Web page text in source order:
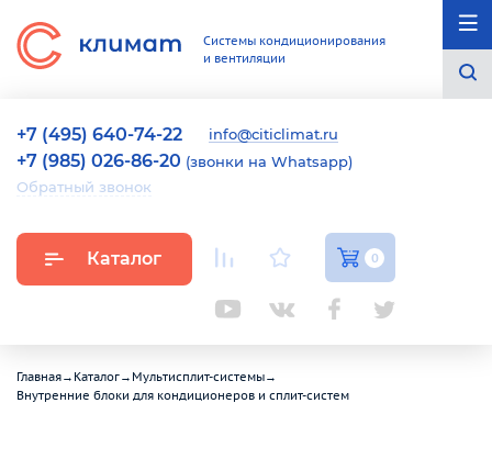
Системы кондиционирования
и вентиляции
+7 (495) 640-74-22 info@citiclimat.ru
+7 (985) 026-86-20 (звонки на Whatsapp)
Обратный звонок
Каталог 0
Главная→ Каталог→ Мультисплит-системы→
Внутренние блоки для кондиционеров и сплит-систем